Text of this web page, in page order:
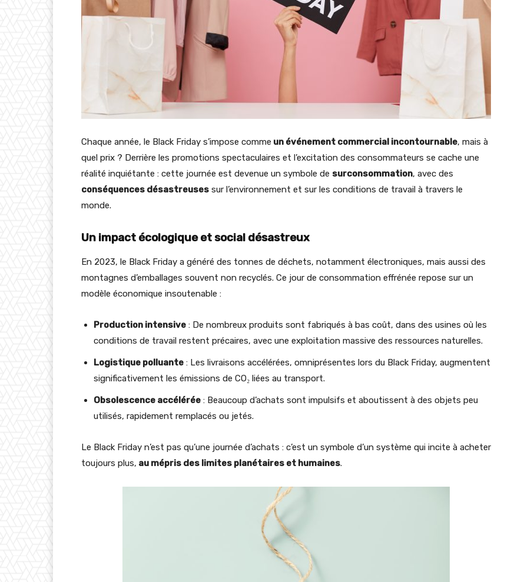
Chaque année, le Black Friday s’impose comme un événement commercial incontournable, mais à
quel prix ? Derrière les promotions spectaculaires et l’excitation des consommateurs se cache une
réalité inquiétante : cette journée est devenue un symbole de surconsommation, avec des
conséquences désastreuses sur l’environnement et sur les conditions de travail à travers le
monde.
Un impact écologique et social désastreux
En 2023, le Black Friday a généré des tonnes de déchets, notamment électroniques, mais aussi des
montagnes d’emballages souvent non recyclés. Ce jour de consommation effrénée repose sur un
modèle économique insoutenable :
Production intensive : De nombreux produits sont fabriqués à bas coût, dans des usines où les
conditions de travail restent précaires, avec une exploitation massive des ressources naturelles.
Logistique polluante : Les livraisons accélérées, omniprésentes lors du Black Friday, augmentent
significativement les émissions de CO₂ liées au transport.
Obsolescence accélérée : Beaucoup d’achats sont impulsifs et aboutissent à des objets peu
utilisés, rapidement remplacés ou jetés.
Le Black Friday n’est pas qu’une journée d’achats : c’est un symbole d’un système qui incite à acheter
toujours plus, au mépris des limites planétaires et humaines.